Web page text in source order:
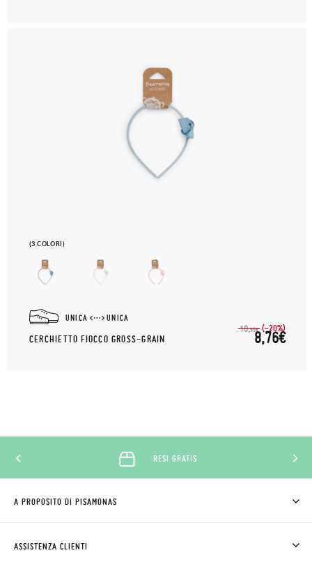
(3 COLORI)
UNICA UNICA
CERCHIETTO FIOCCO GROSS-GRAIN
10,95€ (-20%)
8,76€
RESI GRATIS
A PROPOSITO DI PISAMONAS
ASSISTENZA CLIENTI